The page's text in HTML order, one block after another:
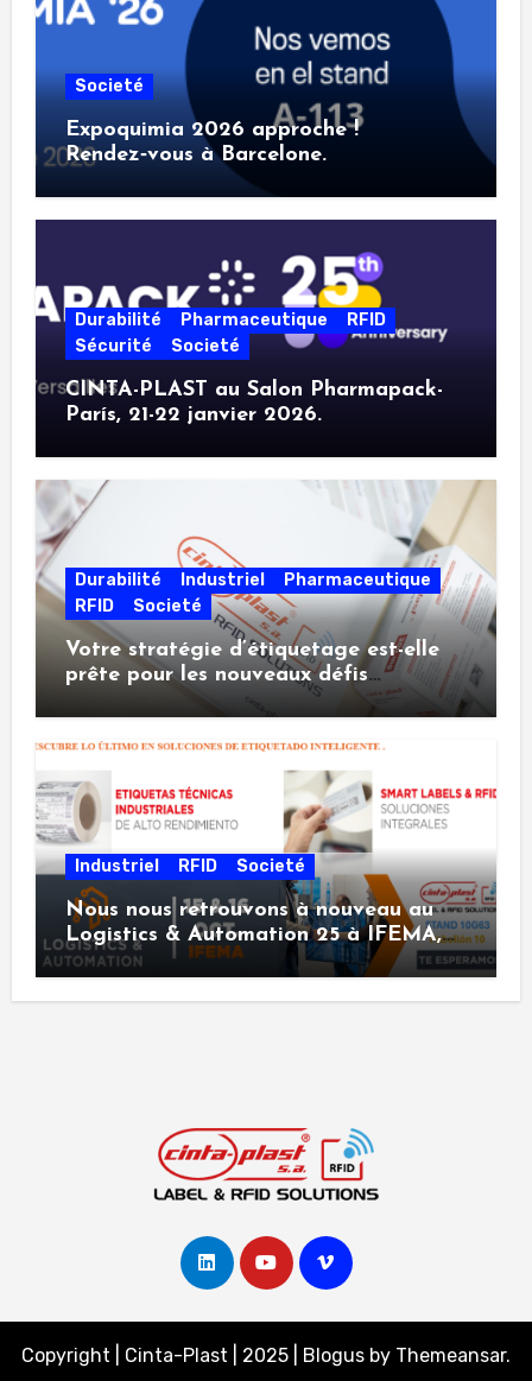
Societé
Expoquimia 2026 approche !
Rendez‑vous à Barcelone.
Durabilité Pharmaceutique
RFID
Sécurité
Societé
CINTA-PLAST au Salon Pharmapack-
París, 21-22 janvier 2026.
Durabilité Industriel
Pharmaceutique
RFID
Societé
Votre stratégie d’étiquetage est-elle
prête pour les nouveaux défis
Industriel RFID Societé
Nous nous retrouvons à nouveau au
Logistics & Automation 25 à IFEMA,
Madrid.
Copyright | Cinta-Plast | 2025 Blogus by Themeansar.